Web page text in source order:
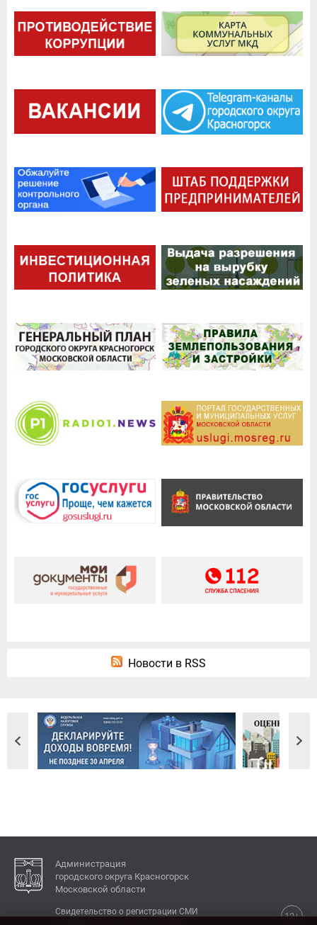
Новости в RSS
Администрация
городского округа Красногорск
Московской области
12+
Свидетельство о регистрации СМИ